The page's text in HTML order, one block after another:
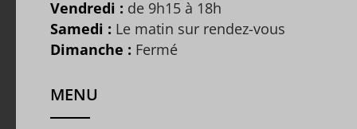
Vendredi : de 9h15 à 18h
Samedi : Le matin sur rendez-vous
Dimanche : Fermé
MENU